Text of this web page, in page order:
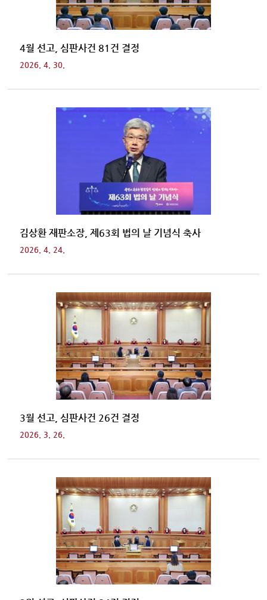
4월 선고, 심판사건 81건 결정
2026. 4. 30.
김상환 재판소장, 제63회 법의 날 기념식 축사
2026. 4. 24.
3월 선고, 심판사건 26건 결정
2026. 3. 26.